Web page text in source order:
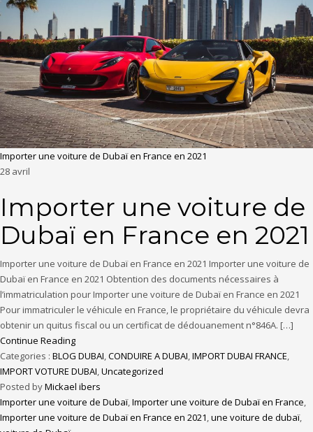
Importer une voiture de Dubaï en France en 2021
28 avril
Importer une voiture de
Dubaï en France en 2021
Importer une voiture de Dubaï en France en 2021 Importer une voiture de
Dubaï en France en 2021 Obtention des documents nécessaires à
l’immatriculation pour Importer une voiture de Dubaï en France en 2021
Pour immatriculer le véhicule en France, le propriétaire du véhicule devra
obtenir un quitus fiscal ou un certificat de dédouanement n°846A. […]
Continue Reading
Categories : BLOG DUBAI,CONDUIRE A DUBAI,IMPORT DUBAI FRANCE,
IMPORT VOTURE DUBAI,Uncategorized
Posted byMickael ibers
Importer une voiture de Dubaï,Importer une voiture de Dubaï en France,
Importer une voiture de Dubaï en France en 2021,une voiture de dubaï,